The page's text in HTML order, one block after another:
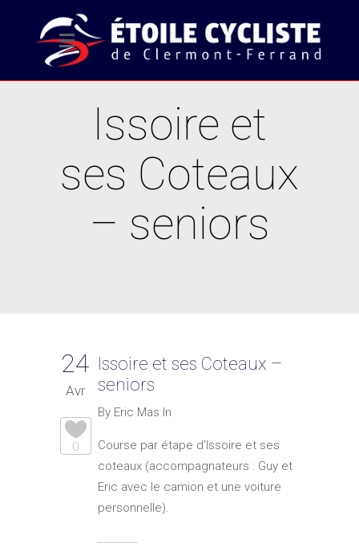
Issoire et
ses Coteaux
– seniors
24
Avr
0
Issoire et ses Coteaux –
seniors
By Eric Mas In
Course par étape d’Issoire et ses
coteaux (accompagnateurs : Guy et
Eric avec le camion et une voiture
personnelle).